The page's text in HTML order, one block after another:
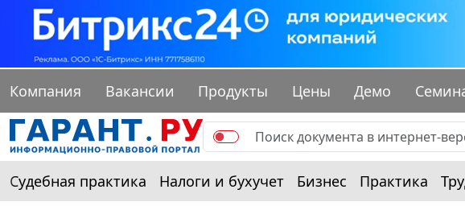
Компания Вакансии Продукты Цены Демо
Судебная практика Налоги и бухучет Бизнес Практика